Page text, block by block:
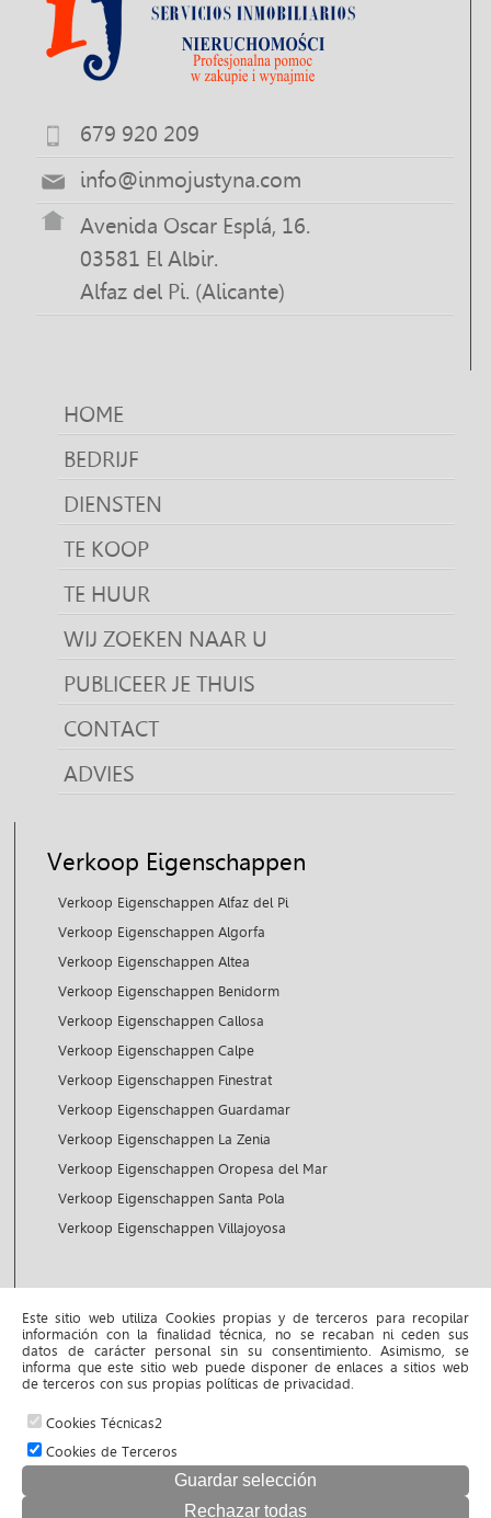
Este sitio web utiliza Cookies propias y de terceros para recopilar
información con la finalidad técnica, no se recaban ni ceden sus
datos de carácter personal sin su consentimiento. Asimismo, se
informa que este sitio web puede disponer de enlaces a sitios web
de terceros con sus propias políticas de privacidad.
Cookies Técnicas2
Cookies de Terceros
679 920 209
info@inmojustyna.com
Avenida Oscar Esplá, 16.
03581 El Albir.
Alfaz del Pi. (Alicante)
HOME
BEDRIJF
DIENSTEN
TE KOOP
TE HUUR
WIJ ZOEKEN NAAR U
PUBLICEER JE THUIS
CONTACT
ADVIES
Verkoop Eigenschappen
Verkoop Eigenschappen Alfaz del Pi
Verkoop Eigenschappen Algorfa
Verkoop Eigenschappen Altea
Verkoop Eigenschappen Benidorm
Verkoop Eigenschappen Callosa
Verkoop Eigenschappen Calpe
Verkoop Eigenschappen Finestrat
Verkoop Eigenschappen Guardamar
Verkoop Eigenschappen La Zenia
Verkoop Eigenschappen Oropesa del Mar
Verkoop Eigenschappen Santa Pola
Verkoop Eigenschappen Villajoyosa
Huur Eigenschappen
Huur Eigenschappen Altea
Huur Eigenschappen Benidorm
© 2026 www.inmojustyna.com |
Aviso legal y política de privacidad|
Política de cookies